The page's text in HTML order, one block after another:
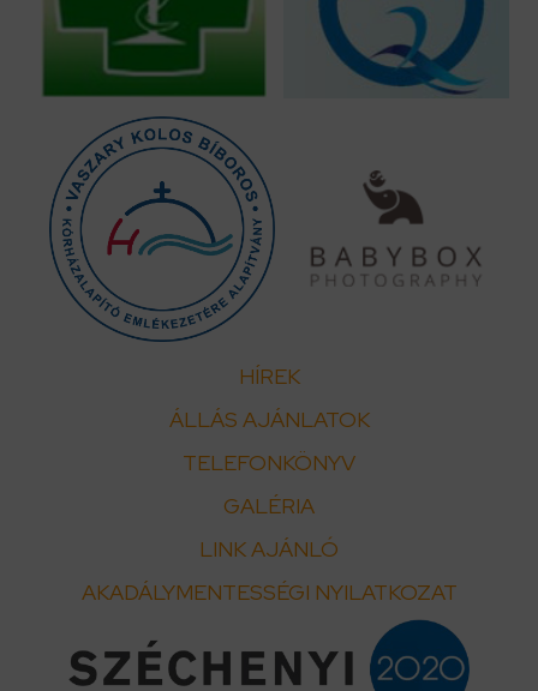
HÍREK
ÁLLÁS AJÁNLATOK
TELEFONKÖNYV
GALÉRIA
LINK AJÁNLÓ
AKADÁLYMENTESSÉGI NYILATKOZAT